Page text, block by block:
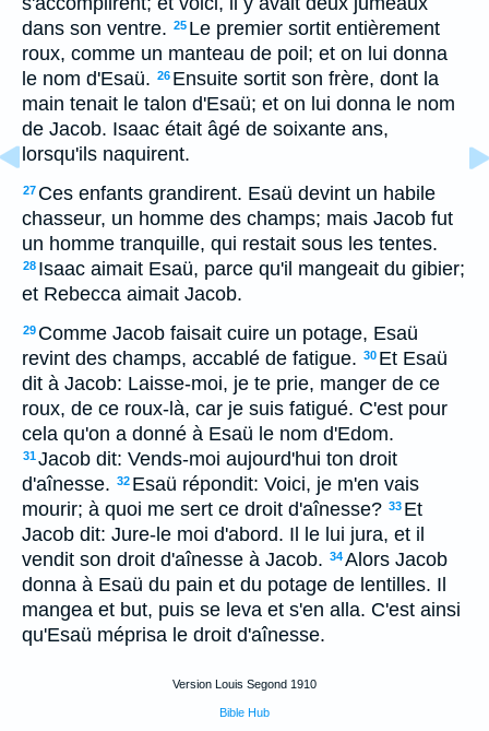
dans son ventre. 25 Le premier sortit entièrement
roux, comme un manteau de poil; et on lui donna
le nom d'Esaü. 26 Ensuite sortit son frère, dont la
main tenait le talon d'Esaü; et on lui donna le nom
de Jacob. Isaac était âgé de soixante ans,
lorsqu'ils naquirent.
27 Ces enfants grandirent. Esaü devint un habile
chasseur, un homme des champs; mais Jacob fut
un homme tranquille, qui restait sous les tentes.
28 Isaac aimait Esaü, parce qu'il mangeait du gibier;
et Rebecca aimait Jacob.
29 Comme Jacob faisait cuire un potage, Esaü
revint des champs, accablé de fatigue. 30 Et Esaü
dit à Jacob: Laisse-moi, je te prie, manger de ce
roux, de ce roux-là, car je suis fatigué. C'est pour
cela qu'on a donné à Esaü le nom d'Edom.
31Jacob dit: Vends-moi aujourd'hui ton droit
d'aînesse. 32 Esaü répondit: Voici, je m'en vais
mourir; à quoi me sert ce droit d'aînesse? 33 Et
Jacob dit: Jure-le moi d'abord. Il le lui jura, et il
vendit son droit d'aînesse à Jacob. 34Alors Jacob
donna à Esaü du pain et du potage de lentilles. Il
mangea et but, puis se leva et s'en alla. C'est ainsi
qu'Esaü méprisa le droit d'aînesse.
Version Louis Segond 1910
Bible Hub